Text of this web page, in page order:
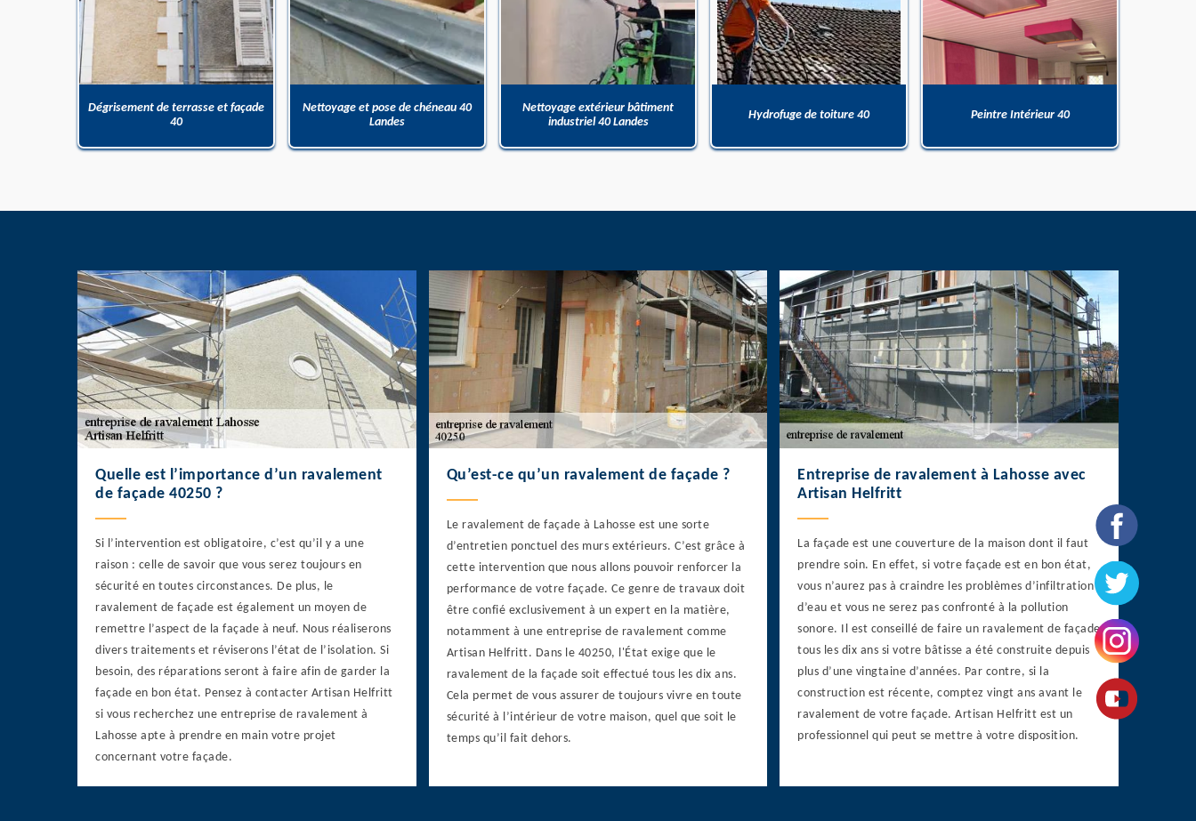
Dégrisement de terrasse et façade
40
Nettoyage et pose de chéneau 40
Landes
Nettoyage extérieur bâtiment
industriel 40 Landes
Hydrofuge de toiture 40 Peintre Intérieur 40
Quelle est l’importance d’un ravalement
de façade 40250 ?
Si l’intervention est obligatoire, c’est qu’il y a une
raison : celle de savoir que vous serez toujours en
sécurité en toutes circonstances. De plus, le
ravalement de façade est également un moyen de
remettre l’aspect de la façade à neuf. Nous réaliserons
divers traitements et réviserons l’état de l’isolation. Si
besoin, des réparations seront à faire afin de garder la
façade en bon état. Pensez à contacter Artisan Helfritt
si vous recherchez une entreprise de ravalement à
Lahosse apte à prendre en main votre projet
concernant votre façade.
Qu’est-ce qu’un ravalement de façade ?
Le ravalement de façade à Lahosse est une sorte
d’entretien ponctuel des murs extérieurs. C’est grâce à
cette intervention que nous allons pouvoir renforcer la
performance de votre façade. Ce genre de travaux doit
être confié exclusivement à un expert en la matière,
notamment à une entreprise de ravalement comme
Artisan Helfritt. Dans le 40250, l'État exige que le
ravalement de la façade soit effectué tous les dix ans.
Cela permet de vous assurer de toujours vivre en toute
sécurité à l’intérieur de votre maison, quel que soit le
temps qu’il fait dehors.
Entreprise de ravalement à Lahosse avec
Artisan Helfritt
La façade est une couverture de la maison dont il faut
prendre soin. En effet, si votre façade est en bon état,
vous n’aurez pas à craindre les problèmes d’infiltration
d’eau et vous ne serez pas confronté à la pollution
sonore. Il est conseillé de faire un ravalement de façade
tous les dix ans si votre bâtisse a été construite depuis
plus d’une vingtaine d’années. Par contre, si la
construction est récente, comptez vingt ans avant le
ravalement de votre façade. Artisan Helfritt est un
professionnel qui peut se mettre à votre disposition.